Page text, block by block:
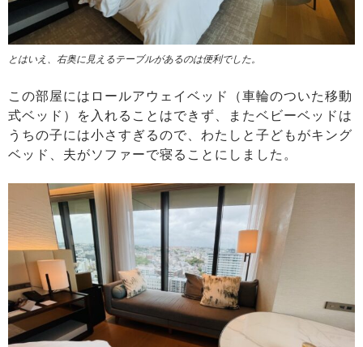
とはいえ、右奥に見えるテーブルがあるのは便利でした。
この部屋にはロールアウェイベッド（車輪のついた移動
式ベッド）を入れることはできず、またベビーベッドは
うちの子には小さすぎるので、わたしと子どもがキング
ベッド、夫がソファーで寝ることにしました。